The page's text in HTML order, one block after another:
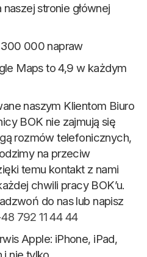
stronie głównej
000 napraw
Maps to 4,9 w każdym
naszym Klientom Biuro
BOK nie zajmują się
rozmów telefonicznych,
na przeciw
temu kontakt z nami
chwili pracy BOK’u.
do nas lub napisz
792 11 44 44
Apple: iPhone, iPad,